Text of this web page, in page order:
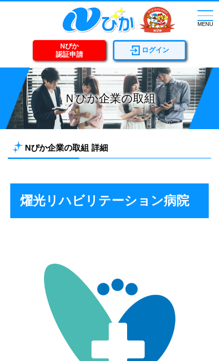
Nぴか
認証申請
ログイン
MENU
Ｎぴか企業の取組
Nぴか企業の取組 詳細
燿光リハビリテーション病院